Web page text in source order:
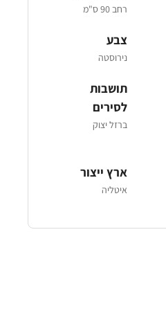
רחב 90 ס"מ
צבע
נירוסטה
תושבות
לסירים
ברזל יצוק
ארץ ייצור
איטליה